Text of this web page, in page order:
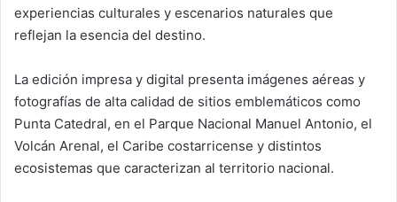
experiencias culturales y escenarios naturales que
reflejan la esencia del destino.
La edición impresa y digital presenta imágenes aéreas y
fotografías de alta calidad de sitios emblemáticos como
Punta Catedral, en el Parque Nacional Manuel Antonio, el
Volcán Arenal, el Caribe costarricense y distintos
ecosistemas que caracterizan al territorio nacional.